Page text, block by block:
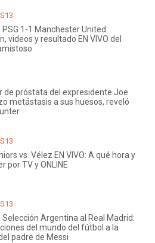
PSG 1-1 Manchester United:
videos y resultado EN VIVO del
de próstata del expresidente Joe
metástasis a sus huesos, reveló
vs. Vélez EN VIVO: A qué hora y
por TV y ONLINE
Selección Argentina al Real Madrid:
del mundo del fútbol a la
padre de Messi